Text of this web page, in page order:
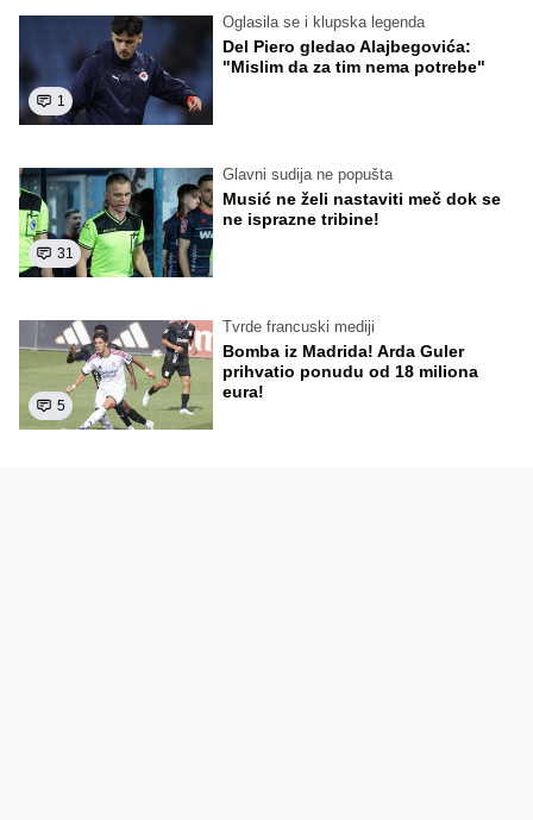
1
Oglasila se i klupska legenda
Del Piero gledao Alajbegovića:
"Mislim da za tim nema potrebe"
31
Glavni sudija ne popušta
Musić ne želi nastaviti meč dok se
ne isprazne tribine!
5
Tvrde francuski mediji
Bomba iz Madrida! Arda Guler
prihvatio ponudu od 18 miliona
eura!